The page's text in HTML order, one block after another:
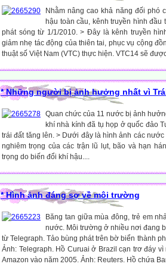
Nhằm nâng cao khả năng đối phó
hậu toàn cầu, kênh truyền hình
phát sóng từ 1/1/2010. > Đây là kênh truyền
giảm nhẹ tác động của thiên tai, phục vụ cộng
thuật số Việt Nam (VTC) thực hiện. VTC14 sẽ
* Những người bị ảnh hưởng nhất vì
Quan chức của 11 nước bị ảnh
khí nhà kính đã tụ họp ở quốc đảo
trái đất tăng lên. > Dưới đây là hình ảnh các
nghiêm trọng của các trận lũ lụt, bão và hạn
trọng do biến đổi khí hậu....
* Hình ảnh đáng sợ về môi trường
Băng tan giữa mùa đông, trẻ em
nước. Môi trường ở nhiều nơi đang
từ Telegraph. Tảo bùng phát trên bờ biển thành
Ảnh: Telegraph. Hồ Curuai ở Brazil cạn trơ đáy
Amazon vào năm 2005. Ảnh: Reuters. Hồ chứa